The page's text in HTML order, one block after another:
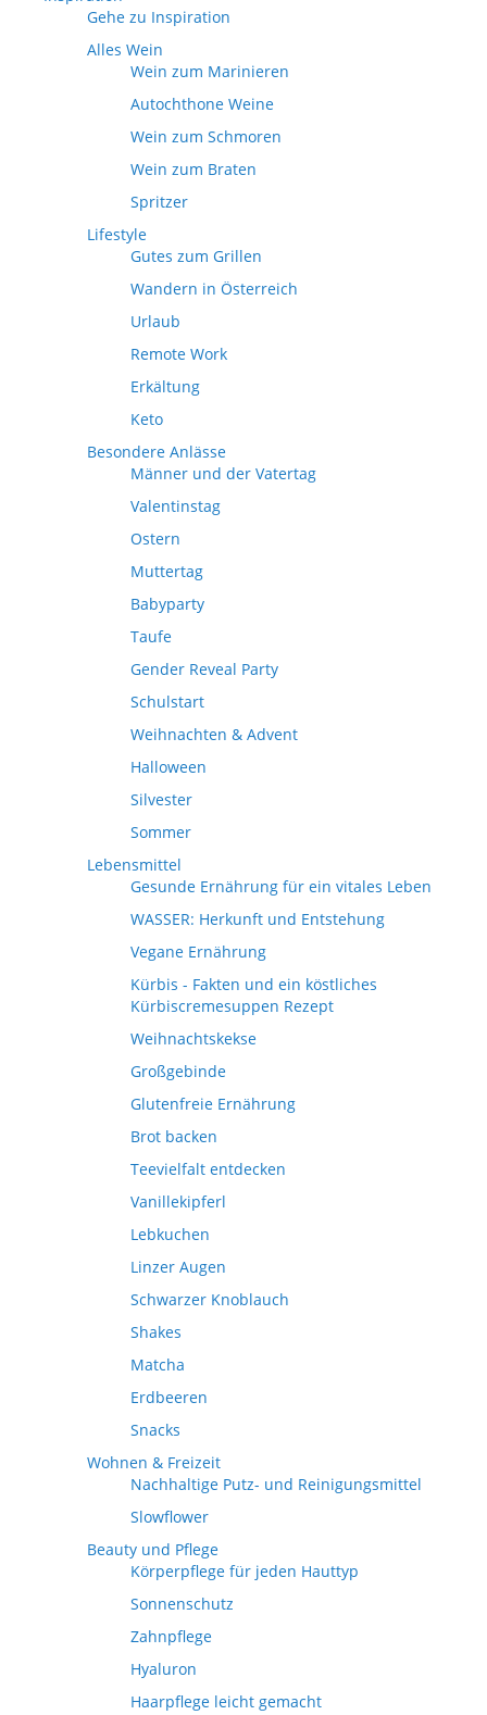
Gehe zu Inspiration
Alles Wein
Wein zum Marinieren
Autochthone Weine
Wein zum Schmoren
Wein zum Braten
Spritzer
Lifestyle
Gutes zum Grillen
Wandern in Österreich
Urlaub
Remote Work
Erkältung
Keto
Besondere Anlässe
Männer und der Vatertag
Valentinstag
Ostern
Muttertag
Babyparty
Taufe
Gender Reveal Party
Schulstart
Weihnachten & Advent
Halloween
Silvester
Sommer
Lebensmittel
Gesunde Ernährung für ein vitales Leben
WASSER: Herkunft und Entstehung
Vegane Ernährung
Kürbis - Fakten und ein köstliches
Kürbiscremesuppen Rezept
Weihnachtskekse
Großgebinde
Glutenfreie Ernährung
Brot backen
Teevielfalt entdecken
Vanillekipferl
Lebkuchen
Linzer Augen
Schwarzer Knoblauch
Shakes
Matcha
Erdbeeren
Snacks
Wohnen & Freizeit
Nachhaltige Putz- und Reinigungsmittel
Slowflower
Beauty und Pflege
Körperpflege für jeden Hauttyp
Sonnenschutz
Zahnpflege
Hyaluron
Haarpflege leicht gemacht